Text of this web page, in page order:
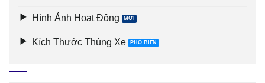
Hình Ảnh Hoạt Động
Kích Thước Thùng Xe